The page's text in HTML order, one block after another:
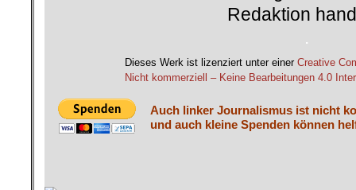
Redaktion
.
Dieses Werk ist lizenziert unter einer Creative
Nicht kommerziell – Keine Bearbeitungen 4.0
Auch linker Journalismus ist nicht
und auch kleine Spenden können